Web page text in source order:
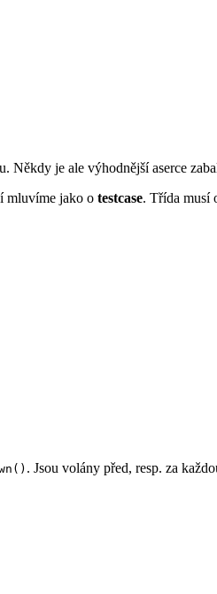
Někdy je ale výhodnější aserce
mluvíme jako o testcase. Třída musí
. Jsou volány před, resp. za